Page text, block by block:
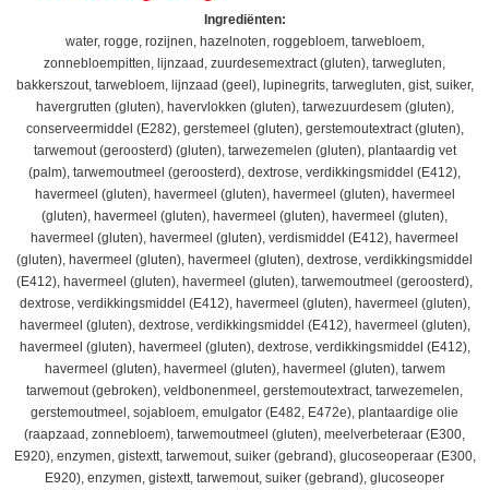
Ingrediënten:
water, rogge, rozijnen, hazelnoten, roggebloem, tarwebloem,
zonnebloempitten, lijnzaad, zuurdesemextract (gluten), tarwegluten,
bakkerszout, tarwebloem, lijnzaad (geel), lupinegrits, tarwegluten, gist, suiker,
havergrutten (gluten), havervlokken (gluten), tarwezuurdesem (gluten),
conserveermiddel (E282), gerstemeel (gluten), gerstemoutextract (gluten),
tarwemout (geroosterd) (gluten), tarwezemelen (gluten), plantaardig vet
(palm), tarwemoutmeel (geroosterd), dextrose, verdikkingsmiddel (E412),
havermeel (gluten), havermeel (gluten), havermeel (gluten), havermeel
(gluten), havermeel (gluten), havermeel (gluten), havermeel (gluten),
havermeel (gluten), havermeel (gluten), verdismiddel (E412), havermeel
(gluten), havermeel (gluten), havermeel (gluten), dextrose, verdikkingsmiddel
(E412), havermeel (gluten), havermeel (gluten), tarwemoutmeel (geroosterd),
dextrose, verdikkingsmiddel (E412), havermeel (gluten), havermeel (gluten),
havermeel (gluten), dextrose, verdikkingsmiddel (E412), havermeel (gluten),
havermeel (gluten), havermeel (gluten), dextrose, verdikkingsmiddel (E412),
havermeel (gluten), havermeel (gluten), havermeel (gluten), tarwem
tarwemout (gebroken), veldbonenmeel, gerstemoutextract, tarwezemelen,
gerstemoutmeel, sojabloem, emulgator (E482, E472e), plantaardige olie
(raapzaad, zonnebloem), tarwemoutmeel (gluten), meelverbeteraar (E300,
E920), enzymen, gistextt, tarwemout, suiker (gebrand), glucoseoperaar (E300,
E920), enzymen, gistextt, tarwemout, suiker (gebrand), glucoseoper